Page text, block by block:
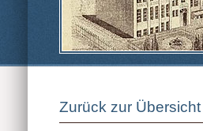
Zurück zur Übersicht